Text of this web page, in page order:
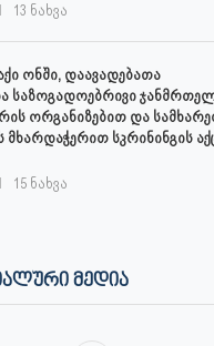
13 ნახვა
ონში, დაავადებათა
საზოგადოებრივი
ორგანიზებით და
მხარდაჭერით სკრინინგის
15 ნახვა
ᲛᲔᲓᲘᲐ